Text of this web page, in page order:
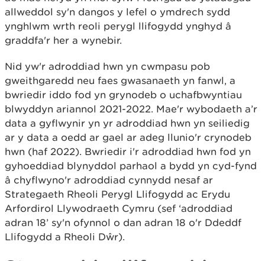
allweddol sy'n dangos y lefel o ymdrech sydd
ynghlwm wrth reoli perygl llifogydd ynghyd â
graddfa'r her a wynebir.
Nid yw'r adroddiad hwn yn cwmpasu pob
gweithgaredd neu faes gwasanaeth yn fanwl, a
bwriedir iddo fod yn grynodeb o uchafbwyntiau
blwyddyn ariannol 2021-2022. Mae'r wybodaeth a’r
data a gyflwynir yn yr adroddiad hwn yn seiliedig
ar y data a oedd ar gael ar adeg llunio'r crynodeb
hwn (haf 2022). Bwriedir i'r adroddiad hwn fod yn
gyhoeddiad blynyddol parhaol a bydd yn cyd-fynd
â chyflwyno'r adroddiad cynnydd nesaf ar
Strategaeth Rheoli Perygl Llifogydd ac Erydu
Arfordirol Llywodraeth Cymru (sef ‘adroddiad
adran 18’ sy'n ofynnol o dan adran 18 o'r Ddeddf
Llifogydd a Rheoli Dŵr).